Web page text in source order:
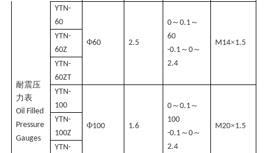
耐震压
力表
Oil Filled
Pressure
Gauges
YTN-
60
Φ60 2.5
0 ～0.1 ～
60
-0.1 ～0 ～
2.4
M14×1.5
YTN-
60Z
YTN-
60ZT
YTN-
100
Φ100 1.6
0 ～0.1 ～
100
-0.1 ～0 ～
2.4
M20×1.5
YTN-
100Z
YTN-